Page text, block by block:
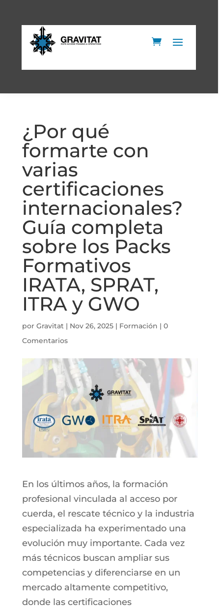
¿Por qué
formarte con
varias
certificaciones
internacionales?
Guía completa
sobre los Packs
Formativos
IRATA, SPRAT,
ITRA y GWO
por Gravitat| Nov 26, 2025| Formación | 0
Comentarios
En los últimos años, la formación
profesional vinculada al acceso por
cuerda, el rescate técnico y la industria
especializada ha experimentado una
evolución muy importante. Cada vez
más técnicos buscan ampliar sus
competencias y diferenciarse en un
mercado altamente competitivo,
donde las certificaciones